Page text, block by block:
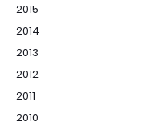
2015
2014
2013
2012
2011
2010